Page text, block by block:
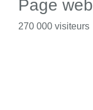
Page web
270 000 visiteurs